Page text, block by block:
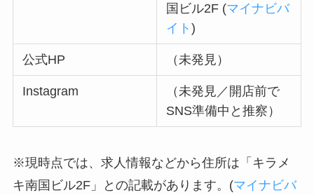
国ビル2F (マイナビバ
イト)
公式HP （未発見）
Instagram
（未発見／開店前で
SNS準備中と推察）
※現時点では、求人情報などから住所は「キラメ
キ南国ビル2F」との記載があります。(マイナビバ